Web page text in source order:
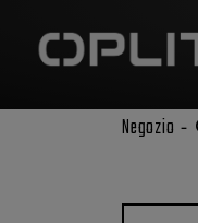
Negozio -